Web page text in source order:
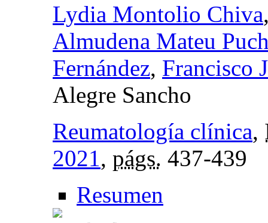
Lydia Montolio Chiva
Almudena Mateu
Fernández, Francisco
Alegre Sancho
Reumatología clínica,
2021, págs. 437-439
Resumen